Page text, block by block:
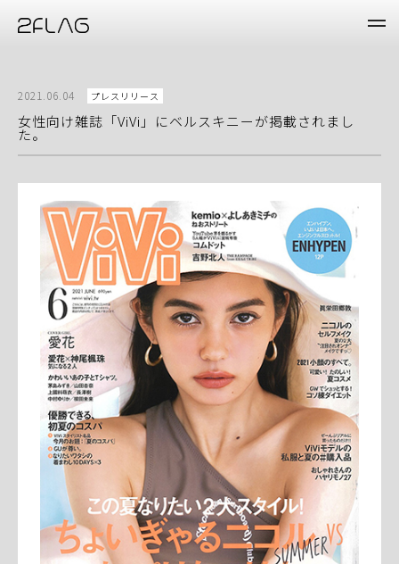
2021.06.04 プレスリリース
女性向け雑誌「ViVi」にベルスキニーが掲載されまし
た。